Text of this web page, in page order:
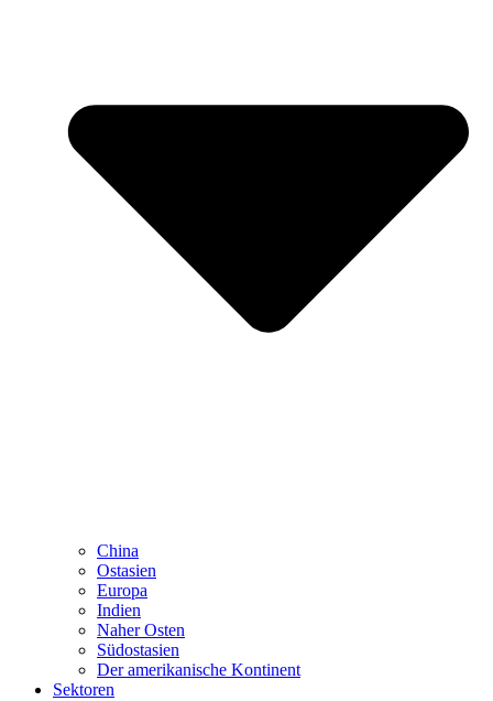
China
Ostasien
Europa
Indien
Naher Osten
Südostasien
Der amerikanische Kontinent
Sektoren